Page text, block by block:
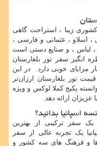
زیبا ، استراحت گاهی
، اسلاو ، عثمانی و فارسی ،
لباس ، و صنایع دستی است
انگیز سفر تور بلغارستان
مزایای خوبی دارد. در این
تور بلغارستان ارزان‌تر
پکیج کملا لوکس و ویژه
عزیزان ارائه دهد.
اسپانیا بدانید؟
، یک سفر ترکیبی از بهترین
یک تجربه عالی از سفر
و فرهنگ های سه کشور و